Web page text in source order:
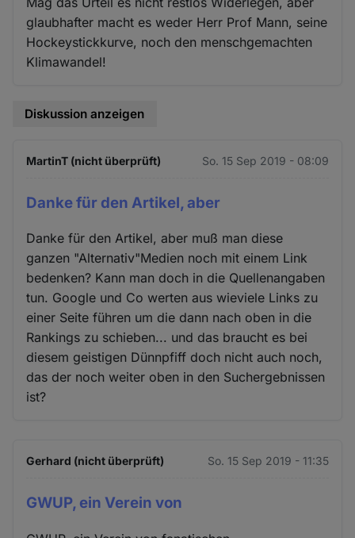
glaubhafter macht es weder Herr Prof Mann, seine
Hockeystickkurve, noch den menschgemachten
Klimawandel!
Diskussion anzeigen
MartinT (nicht überprüft) So. 15 Sep 2019 - 08:09
Danke für den Artikel, aber
Danke für den Artikel, aber muß man diese
ganzen "Alternativ"Medien noch mit einem Link
bedenken? Kann man doch in die Quellenangaben
tun. Google und Co werten aus wieviele Links zu
einer Seite führen um die dann nach oben in die
Rankings zu schieben... und das braucht es bei
diesem geistigen Dünnpfiff doch nicht auch noch,
das der noch weiter oben in den Suchergebnissen
ist?
Gerhard (nicht überprüft) So. 15 Sep 2019 - 11:35
GWUP, ein Verein von